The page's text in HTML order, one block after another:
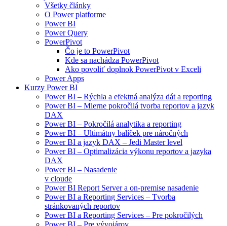
Všetky články
O Power platforme
Power BI
Power Query
PowerPivot
Čo je to PowerPivot
Kde sa nachádza PowerPivot
Ako povoliť doplnok PowerPivot v Exceli
Power Apps
Kurzy Power BI
Power BI – Rýchla a efektná analýza dát a reporting
Power BI – Mierne pokročilá tvorba reportov a jazyk
DAX
Power BI – Pokročilá analytika a reporting
Power BI – Ultimátny balíček pre náročných
Power BI a jazyk DAX – Jedi Master level
Power BI – Optimalizácia výkonu reportov a jazyka
DAX
Power BI – Nasadenie
v cloude
Power BI Report Server a on-premise nasadenie
Power BI a Reporting Services – Tvorba
stránkovaných reportov
Power BI a Reporting Services – Pre pokročilých